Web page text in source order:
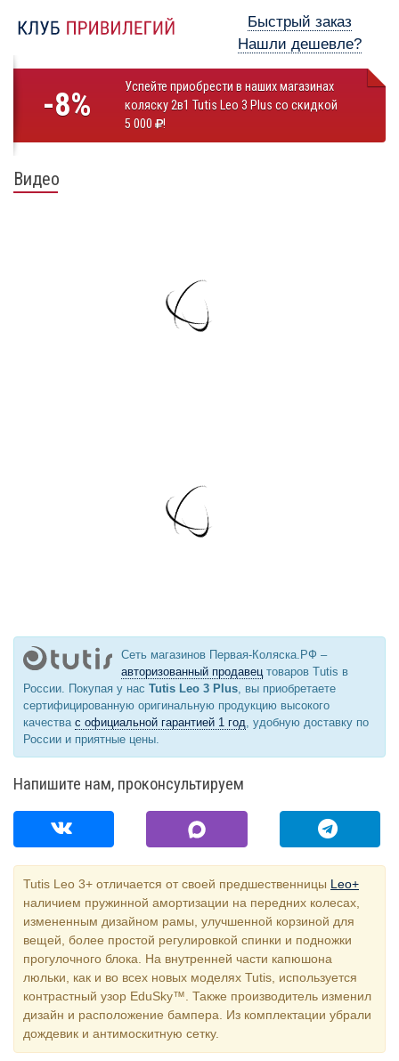
Быстрый заказ
Нашли дешевле?
-8%
Успейте приобрести в наших магазинах
коляску 2в1 Tutis Leo 3 Plus со скидкой
5 000
!
Видео
Сеть магазинов Первая-Коляска.РФ –
авторизованный продавец товаров Tutis в
России. Покупая у нас Tutis Leo 3 Plus , вы приобретаете
сертифицированную оригинальную продукцию высокого
качества с официальной гарантией 1 год , удобную доставку по
России и приятные цены.
Напишите нам, проконсультируем
Tutis Leo 3+ отличается от своей предшественницы Leo+
наличием пружинной амортизации на передних колесах,
измененным дизайном рамы, улучшенной корзиной для
вещей, более простой регулировкой спинки и подножки
прогулочного блока. На внутренней части капюшона
люльки, как и во всех новых моделях Tutis, используется
контрастный узор EduSky™. Также производитель изменил
дизайн и расположение бампера. Из комплектации убрали
дождевик и антимоскитную сетку.